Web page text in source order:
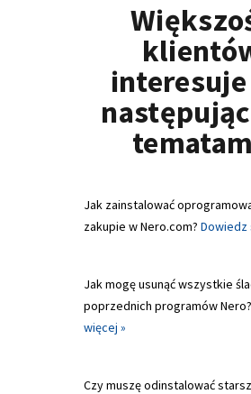
Jak zainstalować
zakupie w Nero.com? Dowiedz
Jak mogę usunąć wszystkie
poprzednich programów Nero?
więcej »
Czy muszę odinstalować